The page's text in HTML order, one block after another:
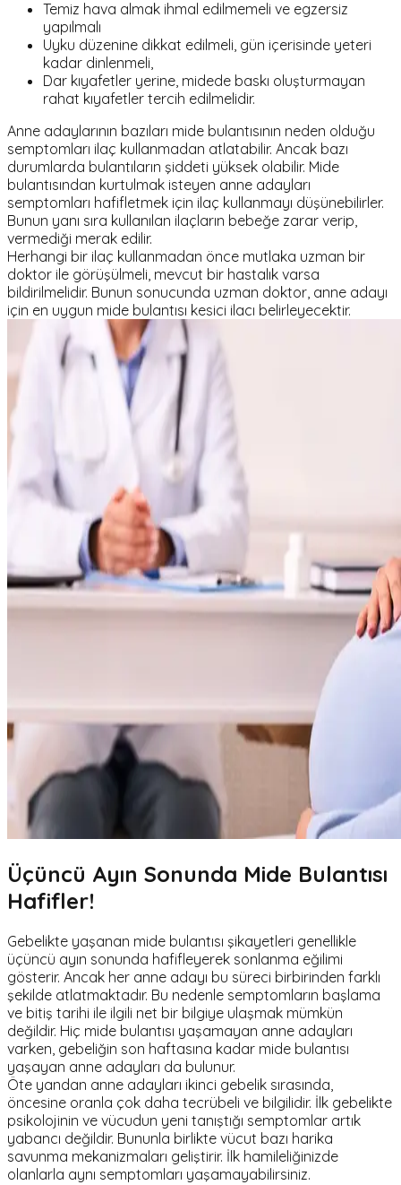
Temiz hava almak ihmal edilmemeli ve egzersiz
yapılmalı
Uyku düzenine dikkat edilmeli, gün içerisinde yeteri
kadar dinlenmeli,
Dar kıyafetler yerine, midede baskı oluşturmayan
rahat kıyafetler tercih edilmelidir.
Anne adaylarının bazıları mide bulantısının neden olduğu
semptomları ilaç kullanmadan atlatabilir. Ancak bazı
durumlarda bulantıların şiddeti yüksek olabilir. Mide
bulantısından kurtulmak isteyen anne adayları
semptomları hafifletmek için ilaç kullanmayı düşünebilirler.
Bunun yanı sıra kullanılan ilaçların bebeğe zarar verip,
vermediği merak edilir.
Herhangi bir ilaç kullanmadan önce mutlaka uzman bir
doktor ile görüşülmeli, mevcut bir hastalık varsa
bildirilmelidir. Bunun sonucunda uzman doktor, anne adayı
için en uygun mide bulantısı kesici ilacı belirleyecektir.
Üçüncü Ayın Sonunda Mide Bulantısı
Hafifler!
Gebelikte yaşanan mide bulantısı şikayetleri genellikle
üçüncü ayın sonunda hafifleyerek sonlanma eğilimi
gösterir. Ancak her anne adayı bu süreci birbirinden farklı
şekilde atlatmaktadır. Bu nedenle semptomların başlama
ve bitiş tarihi ile ilgili net bir bilgiye ulaşmak mümkün
değildir. Hiç mide bulantısı yaşamayan anne adayları
varken, gebeliğin son haftasına kadar mide bulantısı
yaşayan anne adayları da bulunur.
Öte yandan anne adayları ikinci gebelik sırasında,
öncesine oranla çok daha tecrübeli ve bilgilidir. İlk gebelikte
psikolojinin ve vücudun yeni tanıştığı semptomlar artık
yabancı değildir. Bununla birlikte vücut bazı harika
savunma mekanizmaları geliştirir. İlk hamileliğinizde
olanlarla aynı semptomları yaşamayabilirsiniz.